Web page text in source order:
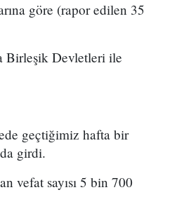
göre (rapor edilen 35
Birleşik Devletleri ile
geçtiğimiz hafta bir
girdi.
vefat sayısı 5 bin 700